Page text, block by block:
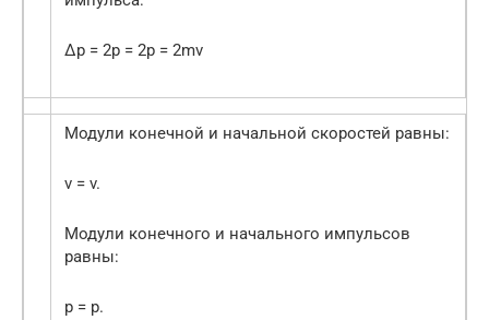
∆p = 2p = 2p = 2mv
Модули конечной и начальной скоростей равны:
v = v.
Модули конечного и начального импульсов
равны:
p = p.